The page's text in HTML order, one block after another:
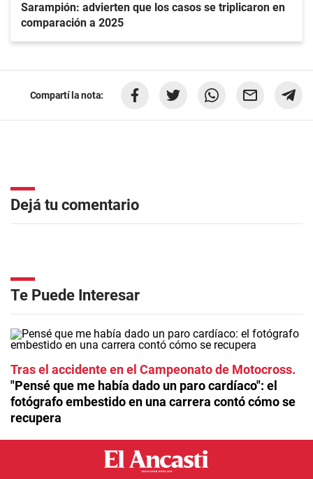
Sarampión: advierten que los casos se triplicaron en
comparación a 2025
Compartí la nota:
Dejá tu comentario
Te Puede Interesar
Tras el accidente en el Campeonato de Motocross
"Pensé que me había dado un paro cardíaco": el
fotógrafo embestido en una carrera contó cómo se
recupera